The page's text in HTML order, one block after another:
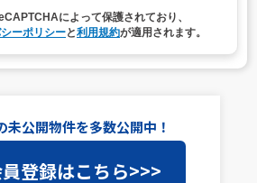
対応（本人への連絡を含む）のため
の委託
前項利用目的の範囲に限って個人情報
とがあります。この場合、個人情報保
によって保護されており、
ーポリシーと利用規約が適用されます。
未公開物件を多数公開中！
登録はこちら>>>